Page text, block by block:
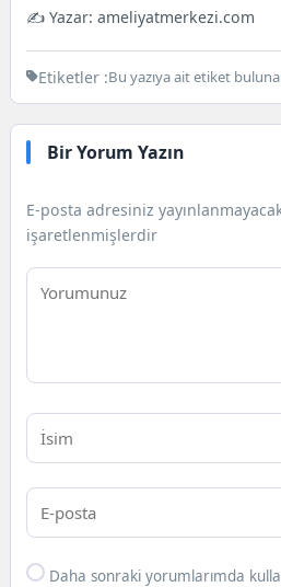
✍️ Yazar: ameliyatmerkezi.com
Etiketler :Bu yazıya ait etiket
Bir Yorum Yazın
E-posta adresiniz
işaretlenmişlerdir
Daha sonraki yorumlarımda